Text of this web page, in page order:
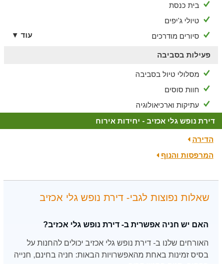
בית כנסת
טיולי ג'יפים
סיורים מודרכים
עוד ▼
פעילות בסביבה
מסלולי טיול בסביבה
חוות סוסים
עתיקות וארכיאולוגיה
דירת נופש גלי אכזיב - יחידות אירוח
הדירה
המרפסות והנוף
שאלות נפוצות לגבי- דירת נופש גלי אכזיב
האם יש חניה אפשרית ב- דירת נופש גלי אכזיב?
האורחים שלנו ב- דירת נופש גלי אכזיב יכולים להחנות על
בסיס זמינות באחת מהאפשרויות הבאות: חניה בחינם, חנייה